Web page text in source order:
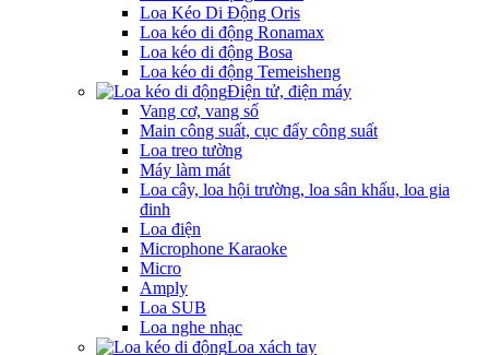
Loa Kéo Di Động Oris
Loa kéo di động Ronamax
Loa kéo di động Bosa
Loa kéo di động Temeisheng
Điện tử, điện máy
Vang cơ, vang số
Main công suất, cục đẩy công suất
Loa treo tường
Máy làm mát
Loa cây, loa hội trường, loa sân khấu, loa gia
đinh
Loa điện
Microphone Karaoke
Micro
Amply
Loa SUB
Loa nghe nhạc
Loa xách tay